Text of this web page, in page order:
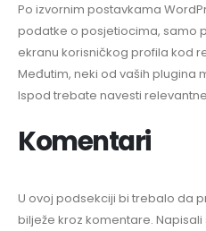
Po izvornim postavkama
podatke o posjetiocima, samo
ekranu korisničkog profila kod
Međutim, neki od vaših plugina
Ispod trebate navesti
Komentari
U ovoj podsekciji bi trebalo da
bilježe kroz komentare.